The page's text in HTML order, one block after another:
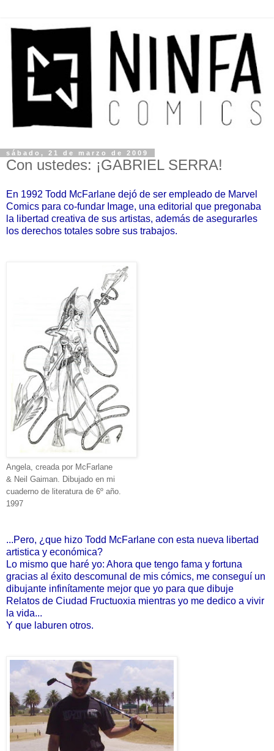
sábado, 21 de marzo de 2009
Con ustedes: ¡GABRIEL SERRA!
En 1992 Todd McFarlane dejó de ser empleado de Marvel
Comics para co-fundar Image, una editorial que pregonaba
la libertad creativa de sus artistas, además de asegurarles
los derechos totales sobre sus trabajos.
Angela, creada por McFarlane
& Neil Gaiman. Dibujado en mi
cuaderno de literatura de 6º año.
1997
...Pero, ¿que hizo Todd McFarlane con esta nueva libertad
artistica y económica?
Lo mismo que haré yo: Ahora que tengo fama y fortuna
gracias al éxito descomunal de mis cómics, me conseguí un
dibujante infinítamente mejor que yo para que dibuje
Relatos de Ciudad Fructuoxia mientras yo me dedico a vivir
la vida...
Y que laburen otros.